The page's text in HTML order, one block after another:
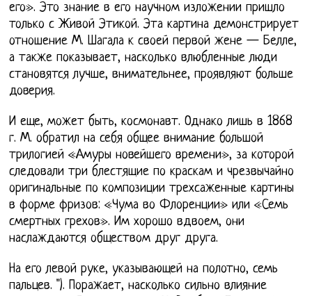
его». Это знание в его научном изложении пришло
только с Живой Этикой. Эта картина демонстрирует
отношение М. Шагала к своей первой жене — Белле,
а также показывает, насколько влюбленные люди
становятся лучше, внимательнее, проявляют больше
доверия.
И еще, может быть, космонавт. Однако лишь в 1868
г. М. обратил на себя общее внимание большой
трилогией «Амуры новейшего времени», за которой
следовали три блестящие по краскам и чрезвычайно
оригинальные по композиции трехсаженные картины
в форме фризов: «Чума во Флоренции» или «Семь
смертных грехов». Им хорошо вдвоем, они
наслаждаются обществом друг друга.
На его левой руке, указывающей на полотно, семь
пальцев. "). Поражает, насколько сильно влияние